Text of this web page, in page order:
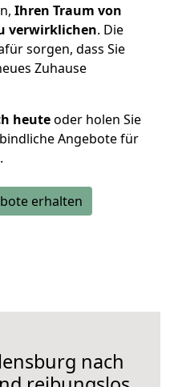
Ihren Traum von
verwirklichen. Die
sorgen, dass Sie
Zuhause
heuteoder holen Sie
Angebote für
erhalten
nach